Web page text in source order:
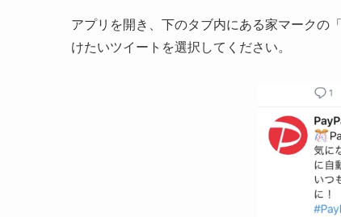
アプリを開き、下のタブ内にある家マークの
けたいツイートを選択してください。